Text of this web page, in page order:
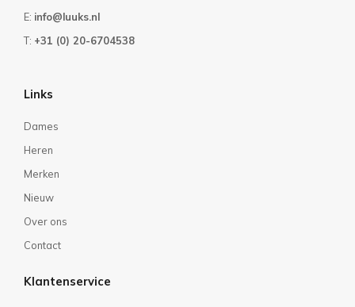
E: info@luuks.nl
T: +31 (0) 20-6704538
Links
Dames
Heren
Merken
Nieuw
Over ons
Contact
Klantenservice